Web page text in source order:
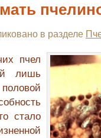
в разделе
пчел
лишь
стало